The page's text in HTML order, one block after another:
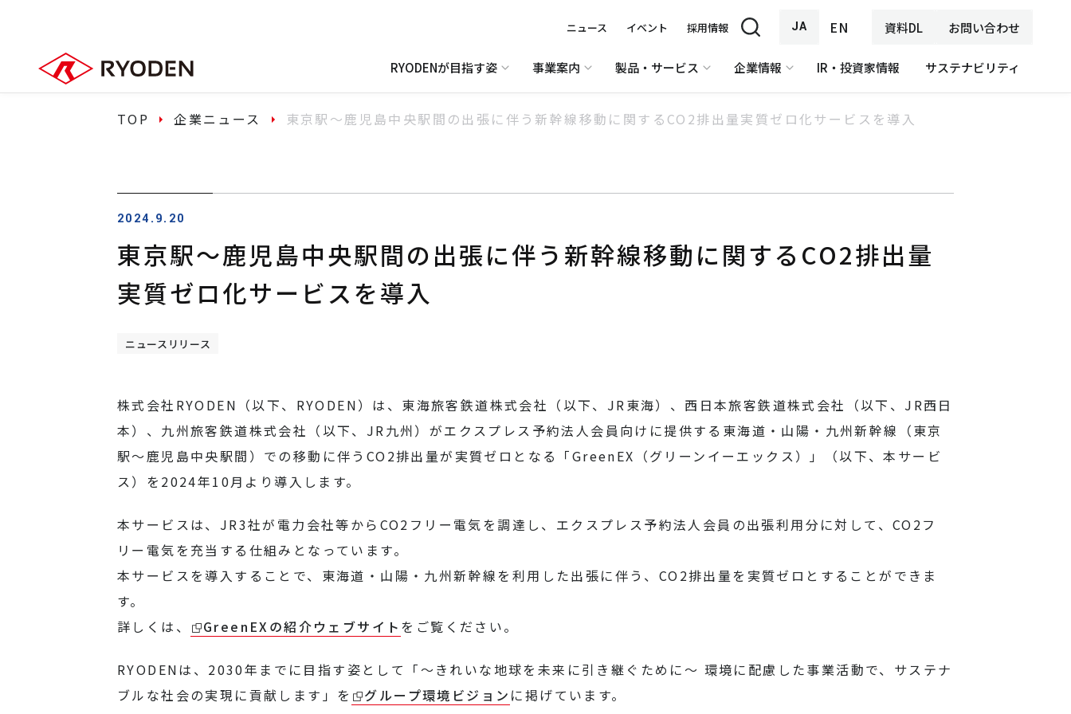
ニュース イベント 採用情報 JA EN 資料DL お問い合わせ
RYODENが目指す姿 事業案内 製品・サービス 企業情報 IR・投資家情報 サステナビリティ
TOP 企業ニュース 東京駅～鹿児島中央駅間の出張に伴う新幹線移動に関するCO2排出量実質ゼロ化サービスを導入
2024.9.20
東京駅～鹿児島中央駅間の出張に伴う新幹線移動に関するCO2排出量
実質ゼロ化サービスを導入
ニュースリリース
株式会社RYODEN（以下、RYODEN）は、東海旅客鉄道株式会社（以下、JR東海）、西日本旅客鉄道株式会社（以下、JR西日
本）、九州旅客鉄道株式会社（以下、JR九州）がエクスプレス予約法人会員向けに提供する東海道・山陽・九州新幹線（東京
駅～鹿児島中央駅間）での移動に伴うCO2排出量が実質ゼロとなる「GreenEX（グリーンイーエックス）」（以下、本サービ
ス）を2024年10月より導入します。
本サービスは、 JR3社が電力会社等から CO2 フリー電気を調達し、エクスプレス予約法人会員の出張利用分に対して、CO2フ
リー電気を充当する仕組みとなっています。
本サービスを導入することで、東海道・山陽・九州新幹線を利用した出張に伴う、CO2排出量を実質ゼロとすることができま
す。
詳しくは、
GreenEXの紹介ウェブサイト をご覧ください。
RYODENは、2030年までに目指す姿として「～きれいな地球を未来に引き継ぐために～ 環境に配慮した事業活動で、サステナ
ブルな社会の実現に貢献します」を
グループ環境ビジョン に掲げています。